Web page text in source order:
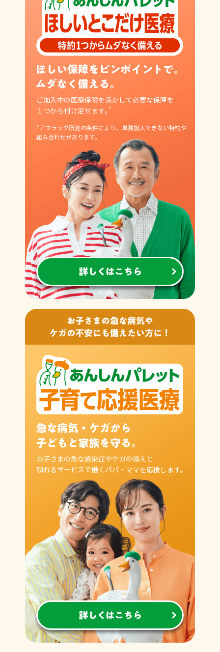
ご加入中の医療保険を活かして必要な保障を
１つから付け足せます。*
*アフラック所定の条件により、 単独加入できない特約や
組み合わせがあります。
お子さまの急な感染症やケガの備えと
頼れるサービスで働く パパ・ママを応援します。